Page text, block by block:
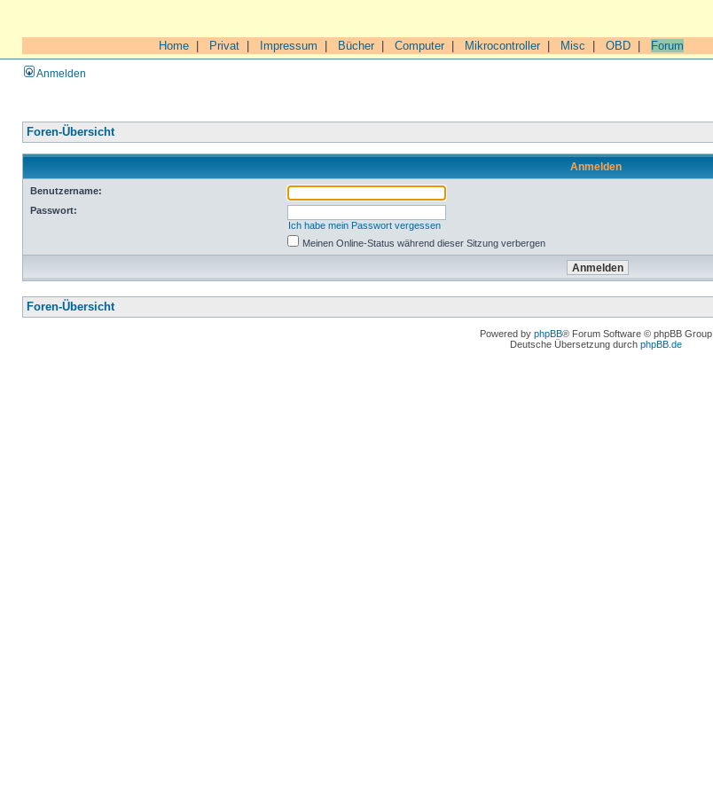
Home Privat Impressum Bücher| Computer| Mikrocontroller| Misc OBD Forum
Anmelden
Foren-Übersicht
Anmelden
Benutzername:
Passwort:
Ich habe mein Passwort vergessen
Meinen Online-Status während dieser Sitzung verbergen
Foren-Übersicht
Powered by phpBB® Forum Software © phpBB Group
Deutsche Übersetzung durch phpBB.de